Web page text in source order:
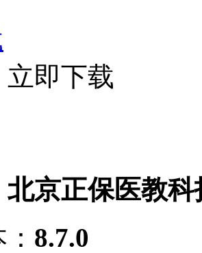
即下载
北京正保医教
8.7.0